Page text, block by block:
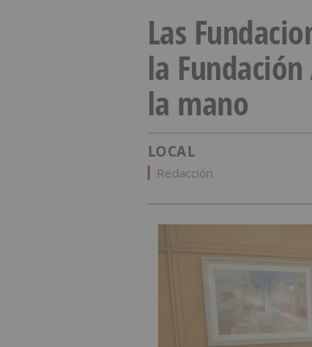
Las
la
la mano
LOCAL
Redacción